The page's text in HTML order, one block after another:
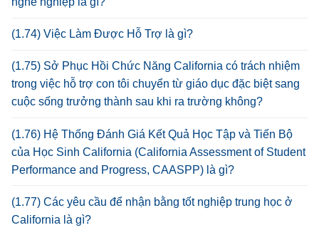
(1.74) Việc Làm Được Hỗ Trợ là gì?
(1.75) Sở Phục Hồi Chức Năng California có trách nhiệm
trong việc hỗ trợ con tôi chuyển từ giáo dục đặc biệt sang
cuộc sống trưởng thành sau khi ra trường không?
(1.76) Hệ Thống Đánh Giá Kết Quả Học Tập và Tiến Bộ
của Học Sinh California (California Assessment of Student
Performance and Progress, CAASPP) là gì?
(1.77) Các yêu cầu để nhận bằng tốt nghiệp trung học ở
California là gì?